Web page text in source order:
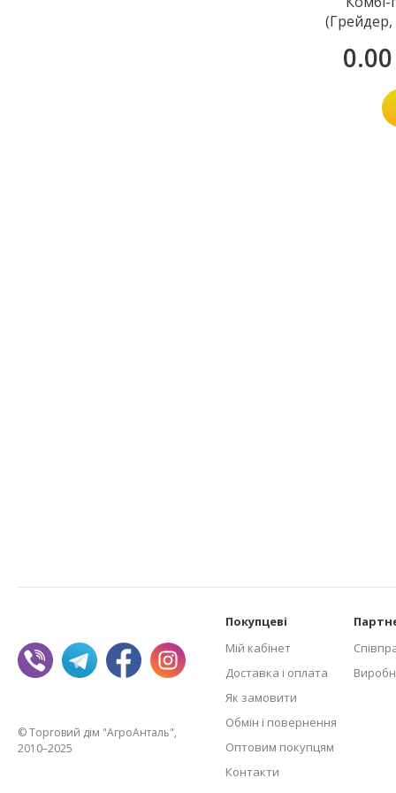
© Торговий дім "АгроАнталь",
2010–2025
Покупцеві
Мій кабінет
Доставка і оплата
Як замовити
Обмін і повернення
Оптовим покупцям
Контакти